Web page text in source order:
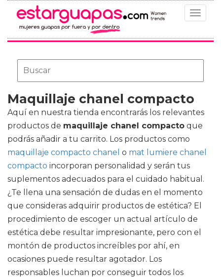
Toggle
Maquillaje chanel compacto
Aquí en nuestra tienda encontrarás los relevantes
productos de maquillaje chanel compacto que
podrás añadir a tu carrito. Los productos como
maquillaje compacto chanel o mat lumiere chanel
compacto incorporan personalidad y serán tus
suplementos adecuados para el cuidado habitual.
¿Te llena una sensación de dudas en el momento
que consideras adquirir productos de estética? El
procedimiento de escoger un actual artículo de
estética debe resultar impresionante, pero con el
montón de productos increíbles por ahí, en
ocasiones puede resultar agotador. Los
responsables luchan por conseguir todos los